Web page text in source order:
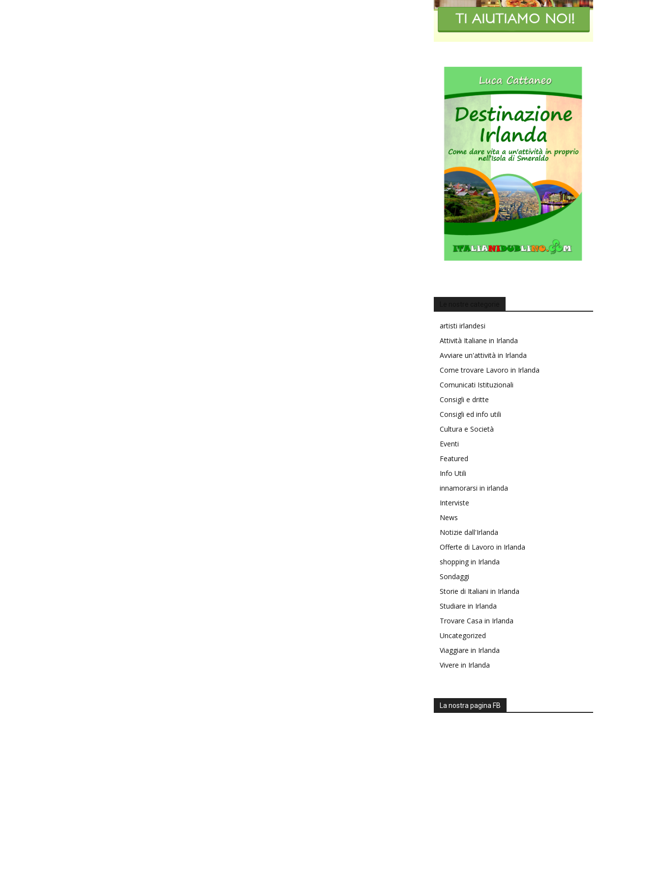
artisti irlandesi
Attività Italiane in Irlanda
Avviare un'attività in Irlanda
Come trovare Lavoro in Irlanda
Comunicati Istituzionali
Consigli e dritte
Consigli ed info utili
Cultura e Società
Eventi
Featured
Info Utili
innamorarsi in irlanda
Interviste
News
Notizie dall'Irlanda
Offerte di Lavoro in Irlanda
shopping in Irlanda
Sondaggi
Storie di Italiani in Irlanda
Studiare in Irlanda
Trovare Casa in Irlanda
Uncategorized
Viaggiare in Irlanda
Vivere in Irlanda
La nostra pagina FB